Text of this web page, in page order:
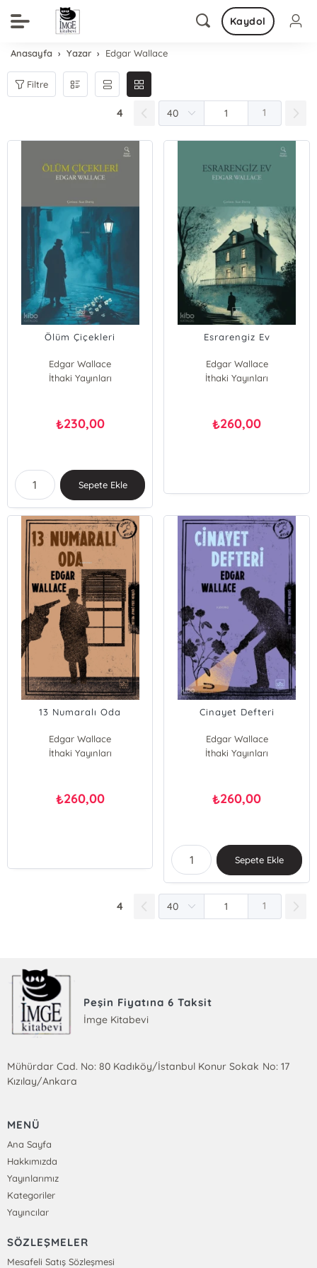
Kaydol
Anasayfa Yazar Edgar Wallace
Filtre
4 1
Ölüm Çiçekleri
Edgar Wallace
İthaki Yayınları
₺230,00
Sepete Ekle
Esrarengiz Ev
Edgar Wallace
İthaki Yayınları
₺260,00
13 Numaralı Oda
Edgar Wallace
İthaki Yayınları
₺260,00
Cinayet Defteri
Edgar Wallace
İthaki Yayınları
₺260,00
Sepete Ekle
4 1
Peşin Fiyatına 6 Taksit
İmge Kitabevi
Mühürdar Cad. No: 80 Kadıköy/İstanbul Konur Sokak No: 17
Kızılay/Ankara
MENÜ
Ana Sayfa
Hakkımızda
Yayınlarımız
Kategoriler
Yayıncılar
SÖZLEŞMELER
Mesafeli Satış Sözleşmesi